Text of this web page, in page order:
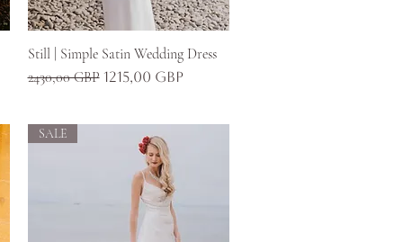
Gyorsnézet
Still | Simple Satin Wedding Dress
Szokásos ár
2430,00 GBP Akciós ár
1215,00 GBP
SALE